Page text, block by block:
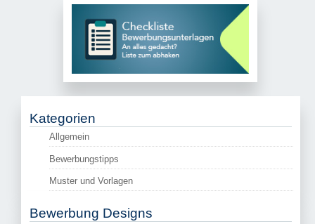
Kategorien
Allgemein
Bewerbungstipps
Muster und Vorlagen
Bewerbung Designs